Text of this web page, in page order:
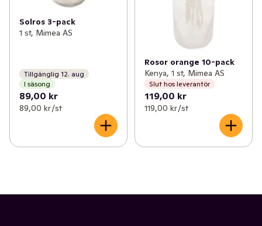
Solros 3-pack
1 st, Mimea AS
Tillgänglig 12. aug
I säsong
89,00 kr
89,00 kr /st
Rosor orange 10-pack
Kenya, 1 st, Mimea AS
Slut hos leverantör
119,00 kr
119,00 kr /st